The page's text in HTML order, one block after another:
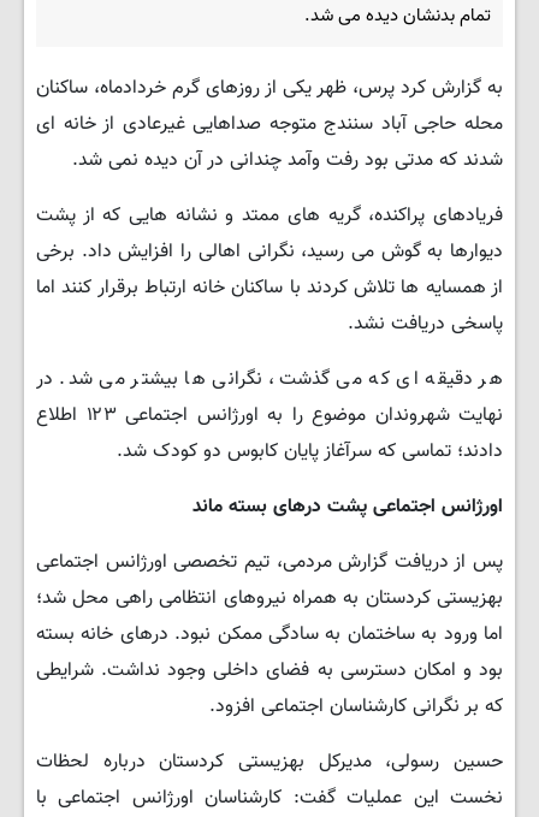
تمام بدنشان دیده می شد.
به گزارش کرد پرس، ظهر یکی از روزهای گرم خردادماه، ساکنان
محله حاجی آباد سنندج متوجه صداهایی غیرعادی از خانه ای
شدند که مدتی بود رفت وآمد چندانی در آن دیده نمی شد.
فریادهای پراکنده، گریه های ممتد و نشانه هایی که از پشت
دیوارها به گوش می رسید، نگرانی اهالی را افزایش داد. برخی
از همسایه ها تلاش کردند با ساکنان خانه ارتباط برقرار کنند اما
پاسخی دریافت نشد.
هر دقیقه ای که می گذشت، نگرانی ها بیشتر می شد. در
نهایت شهروندان موضوع را به اورژانس اجتماعی ۱۲۳ اطلاع
دادند؛ تماسی که سرآغاز پایان کابوس دو کودک شد.
اورژانس اجتماعی پشت درهای بسته ماند
پس از دریافت گزارش مردمی، تیم تخصصی اورژانس اجتماعی
بهزیستی کردستان به همراه نیروهای انتظامی راهی محل شد؛
اما ورود به ساختمان به سادگی ممکن نبود. درهای خانه بسته
بود و امکان دسترسی به فضای داخلی وجود نداشت. شرایطی
که بر نگرانی کارشناسان اجتماعی افزود.
حسین رسولی، مدیرکل بهزیستی کردستان درباره لحظات
نخست این عملیات گفت: کارشناسان اورژانس اجتماعی با